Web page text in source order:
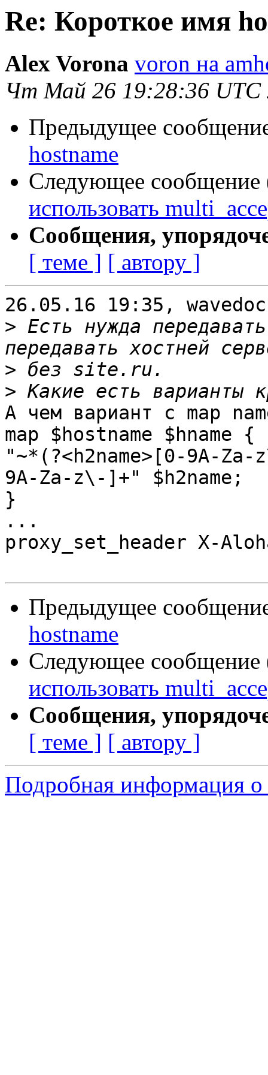
Re: Короткое имя
Alex Vorona voron на
Чт Май 26 19:28:36 UTC
Предыдущее
hostname
Следующее сообщение
использовать
Сообщения,
[ теме ] [ автору ]
26.05.16 19:35,
> Есть нужда
>
>
А чем вариант с map
map $hostname $hname {
"~*(?<h2name>[0-9A-
9A-Za-z\-]+" $h2name;
}
...
proxy_set_header X-
Предыдущее
hostname
Следующее сообщение
использовать
Сообщения,
[ теме ] [ автору ]
Подробная информация